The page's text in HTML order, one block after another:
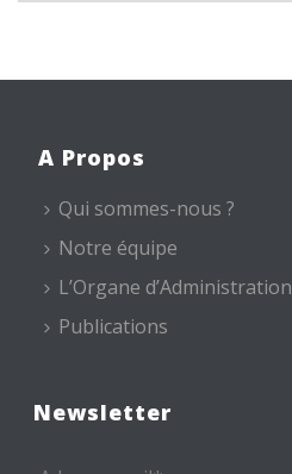
A Propos
Qui sommes-nous ?
Notre équipe
L’Organe d’Administration
Publications
Newsletter